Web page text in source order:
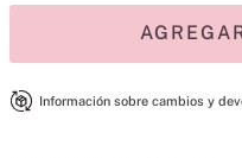
Información sobre cambios y